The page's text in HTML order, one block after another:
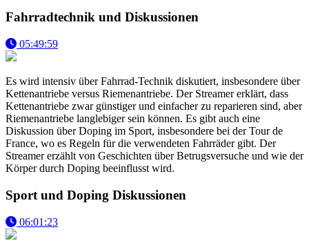
Fahrradtechnik und Diskussionen
05:49:59
Es wird intensiv über Fahrrad-Technik diskutiert, insbesondere über
Kettenantriebe versus Riemenantriebe. Der Streamer erklärt, dass
Kettenantriebe zwar günstiger und einfacher zu reparieren sind, aber
Riemenantriebe langlebiger sein können. Es gibt auch eine
Diskussion über Doping im Sport, insbesondere bei der Tour de
France, wo es Regeln für die verwendeten Fahrräder gibt. Der
Streamer erzählt von Geschichten über Betrugsversuche und wie der
Körper durch Doping beeinflusst wird.
Sport und Doping Diskussionen
06:01:23